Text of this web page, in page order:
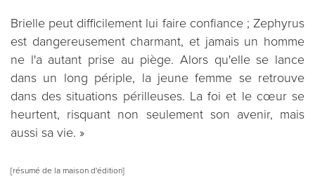
Brielle peut difficilement lui faire confiance ; Zephyrus
est dangereusement charmant, et jamais un homme
ne l'a autant prise au piège. Alors qu'elle se lance
dans un long périple, la jeune femme se retrouve
dans des situations périlleuses. La foi et le cœur se
heurtent, risquant non seulement son avenir, mais
aussi sa vie. »
[résumé de la maison d'édition]